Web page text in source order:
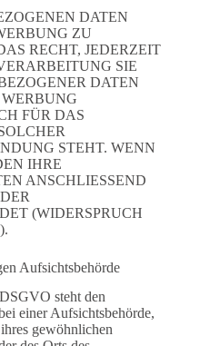
DATEN
ZU
RECHT, JEDERZEIT
SIE
DATEN
FÜR DAS
STEHT. WENN
IHRE
ANSCHLIESSEND
(WIDERSPRUCH
Aufsichts­behörde
steht den
einer Aufsichtsbehörde,
gewöhnlichen